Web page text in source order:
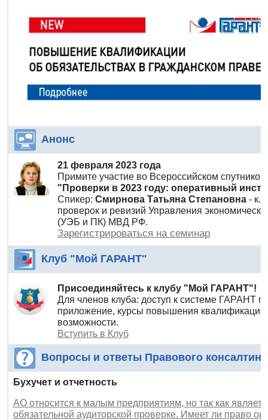
Анонс
21 февраля 2023 года
Примите участие во Всероссийском
"Проверки в 2023 году: оперативный
Спикер: Смирнова Татьяна Степановна -
проверок и ревизий Управления
(УЭБ и ПК) МВД РФ.
Зарегистрироваться на семинар
Клуб "Мой ГАРАНТ"
Присоединяйтесь к клубу "Мой ГАРАНТ"!
Для членов клуба: доступ к системе ГАРАНТ
приложение, курсы повышения квалификации
возможности.
Вступить в Клуб
Вопросы и ответы Правового
Бухучет и отчетность
АО относится к малым предприятиям, но так как
обязательной аудиторской проверке. Имеет ли право